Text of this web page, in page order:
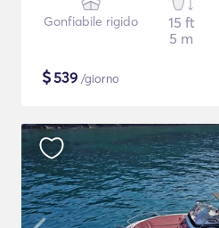
Gonfiabile rigido
15 ft
5 m
$539 /giorno